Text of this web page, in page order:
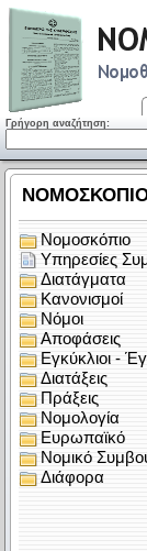
Γρήγορη αναζήτηση: